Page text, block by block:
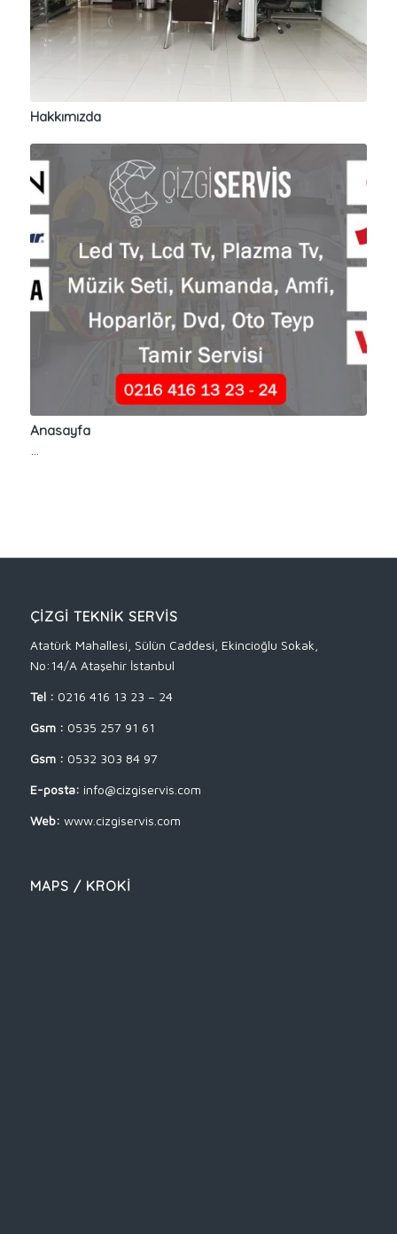
Hakkımızda
Anasayfa
…
ÇİZGİ TEKNİK SERVİS
Atatürk Mahallesi, Sülün Caddesi, Ekincioğlu Sokak,
No:14/A Ataşehir İstanbul
Tel : 0216 416 13 23 – 24
Gsm : 0535 257 91 61
Gsm : 0532 303 84 97
E-posta: info@cizgiservis.com
Web: www.cizgiservis.com
MAPS / KROKİ